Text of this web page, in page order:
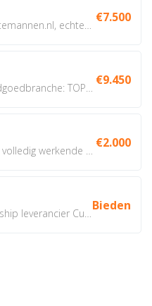
€7.500
€9.450
€2.000
Bieden